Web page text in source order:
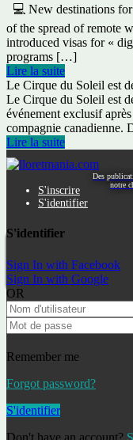
💻 New destinations
of the spread of remote
introduced visas for «
programs […]
Lire la suite
Le Cirque du Soleil est
Le Cirque du Soleil est
événement exclusif
compagnie canadienne.
Lire la suite
Des
notre
S'inscrire
S'identifier
S'identifier
Sign In with Facebook
Sign In with Google
OR
Remember me
Forgot password?
S'identifier
Don't have an account?
Home Первое
Catégorie :
Excursions
Первое
Rechercher
Propriétés